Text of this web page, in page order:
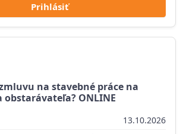
Prihlásiť
na stavebné práce na
ONLINE
13.10.2026